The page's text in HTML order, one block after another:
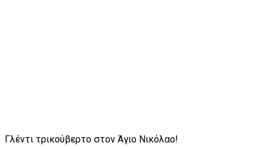
Γλέντι τρικούβερτο στον Άγιο Νικόλαο!